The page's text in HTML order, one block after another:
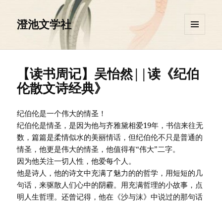
澄池文学社
挂件
【读书周记】吴怡然||读《纪伯
伦散文诗经典》
纪伯伦是一个伟大的情圣！
纪伯伦是情圣，是因为他与齐雅黛相爱19年，书信来往无
数，篇篇是柔情似水的美丽情话，但纪伯伦不只是普通的
情圣，他更是伟大的情圣，他值得有“伟大”二字。
因为他关注一切人性，他爱每个人。
他是诗人，他的诗文中充满了魅力的的哲学，用短短的几
句话，来驱散人们心中的阴霾。用充满哲理的小故事，点
明人生哲理。还曾记得，他在《沙与沫》中说过的那句话